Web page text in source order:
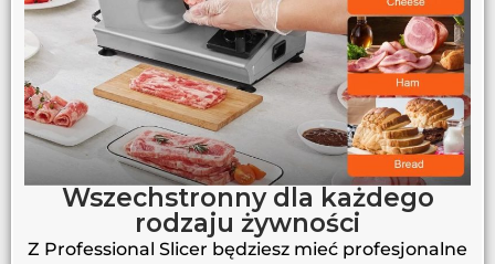
Wszechstronny dla każdego
rodzaju żywności
Z Professional Slicer będziesz mieć profesjonalne